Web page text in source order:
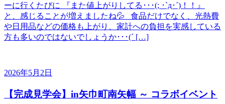
ーに行くたびに 『また値上がりしてる･･･(; ･`д･´)！！』
と、感じることが増えましたね💦 食品だけでなく、光熱費
や日用品などの価格も上がり、家計への負担を実感している
方も多いのではないでしょうか･･･(´ […]
2026年5月2日
【完成見学会】in矢巾町南矢幅 ～ コラボイベント